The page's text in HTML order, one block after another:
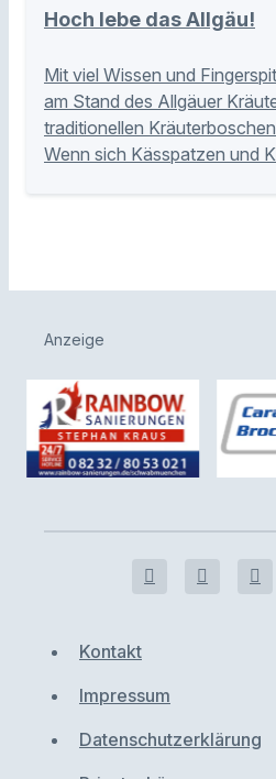
Hoch lebe das Allgäu!
Mit viel Wissen und
am Stand des Allgäuer
traditionellen
Wenn sich Kässpatzen und
Anzeige
Kontakt
Impressum
Datenschutzerklärung